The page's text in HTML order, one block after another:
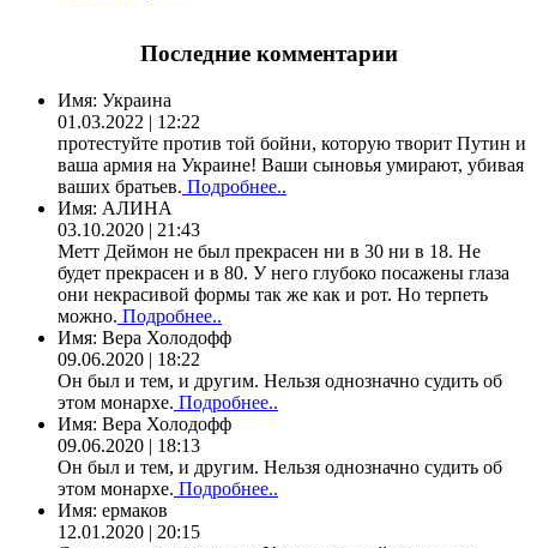
Последние комментарии
Имя: Украина
01.03.2022 | 12:22
протестуйте против той бойни, которую творит Путин и
ваша армия на Украине! Ваши сыновья умирают, убивая
ваших братьев. Подробнее..
Имя: АЛИНА
03.10.2020 | 21:43
Метт Деймон не был прекрасен ни в 30 ни в 18. Не
будет прекрасен и в 80. У него глубоко посажены глаза
они некрасивой формы так же как и рот. Но терпеть
можно. Подробнее..
Имя: Вера Холодофф
09.06.2020 | 18:22
Он был и тем, и другим. Нельзя однозначно судить об
этом монархе. Подробнее..
Имя: Вера Холодофф
09.06.2020 | 18:13
Он был и тем, и другим. Нельзя однозначно судить об
этом монархе. Подробнее..
Имя: ермаков
12.01.2020 | 20:15